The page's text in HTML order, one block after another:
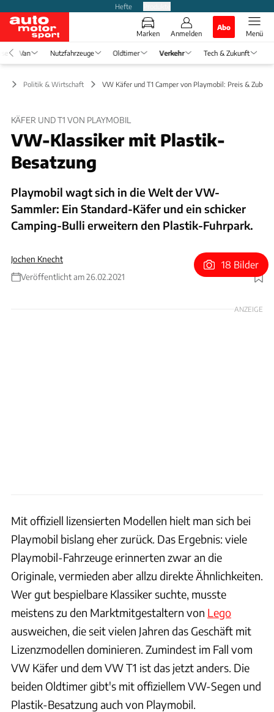
Hefte
Marken Anmelden
Abo
Menü
Van Nutzfahrzeuge Oldtimer Verkehr Tech & Zukunft
Politik & Wirtschaft VW Käfer und T1 Camper von Playmobil: Preis &
KÄFER UND T1 VON PLAYMOBIL
VW-Klassiker mit Plastik-
Besatzung
Playmobil wagt sich in die Welt der VW-
Sammler: Ein Standard-Käfer und ein schicker
Camping-Bulli erweitern den Plastik-Fuhrpark.
Jochen Knecht
Veröffentlicht am 26.02.2021
Foto: Playmobil
18 Bilder
ANZEIGE
Mit offiziell lizensierten Modellen hielt man sich bei
Playmobil bislang eher zurück. Das Ergebnis: viele
Playmobil-Fahrzeuge erinnerten zwar an die
Originale, vermieden aber allzu direkte Ähnlichkeiten.
Wer gut bespielbare Klassiker suchte, musste
meistens zu den Marktmitgestaltern von Lego
ausweichen, die seit vielen Jahren das Geschäft mit
Lizenzmodellen dominieren. Zumindest im Fall vom
VW Käfer und dem VW T1 ist das jetzt anders. Die
beiden Oldtimer gibt's mit offiziellem VW-Segen und
Plastik-Besatzung auch von Playmobil.